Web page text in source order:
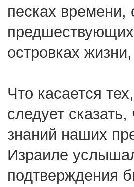
песках времени,
островках
Что касается
следует
знаний наших
Израиле
подтверждения